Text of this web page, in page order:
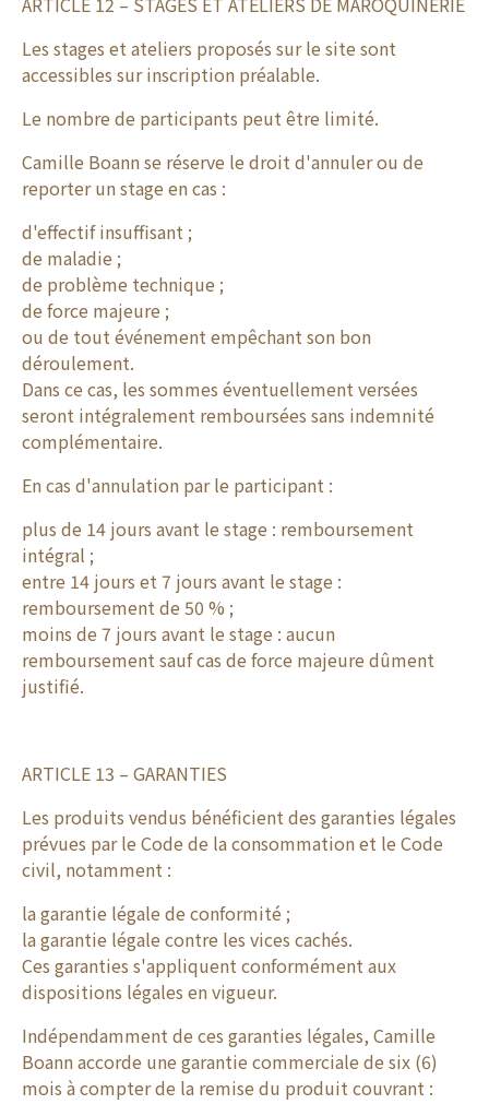
Les stages et ateliers proposés sur le site sont
accessibles sur inscription préalable.
Le nombre de participants peut être limité.
Camille Boann se réserve le droit d'annuler ou de
reporter un stage en cas :
d'effectif insuffisant ;
de maladie ;
de problème technique ;
de force majeure ;
ou de tout événement empêchant son bon
déroulement.
Dans ce cas, les sommes éventuellement versées
seront intégralement remboursées sans indemnité
complémentaire.
En cas d'annulation par le participant :
plus de 14 jours avant le stage : remboursement
intégral ;
entre 14 jours et 7 jours avant le stage :
remboursement de 50 % ;
moins de 7 jours avant le stage : aucun
remboursement sauf cas de force majeure dûment
justifié.
ARTICLE 13 – GARANTIES
Les produits vendus bénéficient des garanties légales
prévues par le Code de la consommation et le Code
civil, notamment :
la garantie légale de conformité ;
la garantie légale contre les vices cachés.
Ces garanties s'appliquent conformément aux
dispositions légales en vigueur.
Indépendamment de ces garanties légales, Camille
Boann accorde une garantie commerciale de six (6)
mois à compter de la remise du produit couvrant :